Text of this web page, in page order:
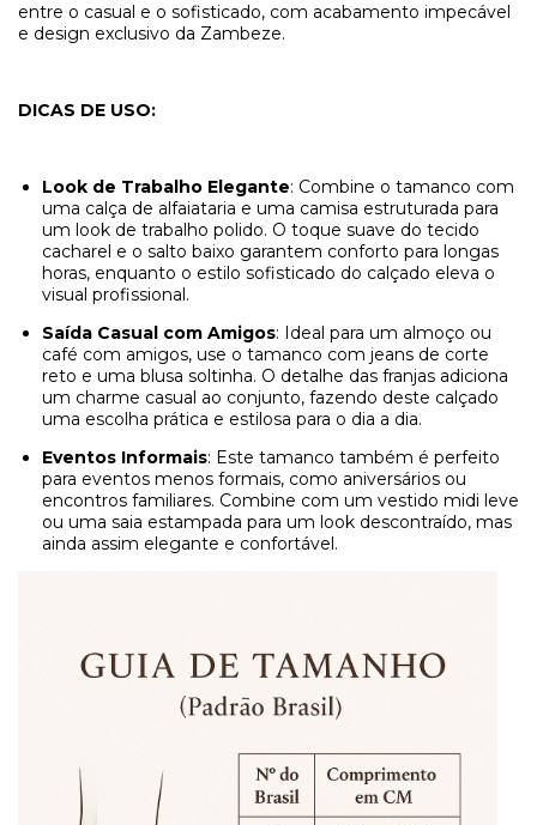
entre o casual e o sofisticado, com acabamento impecável
e design exclusivo da Zambeze.
DICAS DE USO:
Look de Trabalho Elegante: Combine o tamanco com
uma calça de alfaiataria e uma camisa estruturada para
um look de trabalho polido. O toque suave do tecido
cacharel e o salto baixo garantem conforto para longas
horas, enquanto o estilo sofisticado do calçado eleva o
visual profissional.
Saída Casual com Amigos: Ideal para um almoço ou
café com amigos, use o tamanco com jeans de corte
reto e uma blusa soltinha. O detalhe das franjas adiciona
um charme casual ao conjunto, fazendo deste calçado
uma escolha prática e estilosa para o dia a dia.
Eventos Informais: Este tamanco também é perfeito
para eventos menos formais, como aniversários ou
encontros familiares. Combine com um vestido midi leve
ou uma saia estampada para um look descontraído, mas
ainda assim elegante e confortável.